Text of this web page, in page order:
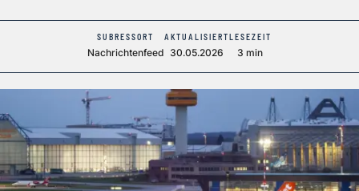
SUBRESSORT
Nachrichtenfeed
AKTUALISIERT
30.05.2026
LESEZEIT
3 min